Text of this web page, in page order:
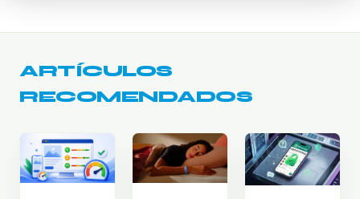
ARTÍCULOS
RECOMENDADOS